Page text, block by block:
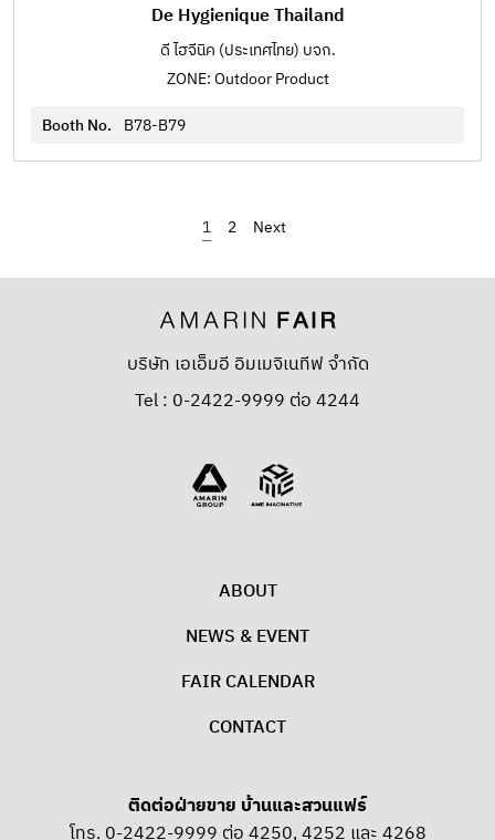
De Hygienique Thailand
ดี ไฮจีนิค (ประเทศไทย) บจก.
ZONE: Outdoor Product
Booth No. B78-B79
1 2
บริษัท เอเอ็มอี อิมเมจิเนทีฟ จำกัด
Tel : 0-2422-9999 ต่อ 4244
ABOUT
NEWS & EVENT
FAIR CALENDAR
CONTACT
ติดต่อฝ่ายขาย บ้านและสวนแฟร์
โทร. 0-2422-9999 ต่อ 4250, 4252 และ 4268